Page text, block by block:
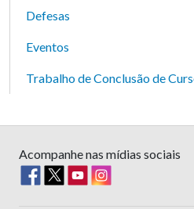
Defesas
Eventos
Trabalho de Conclusão de
Acompanhe nas mídias sociais